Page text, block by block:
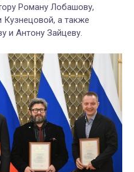
Роману Лобашову,
Кузнецовой, а также
и Антону Зайцеву.